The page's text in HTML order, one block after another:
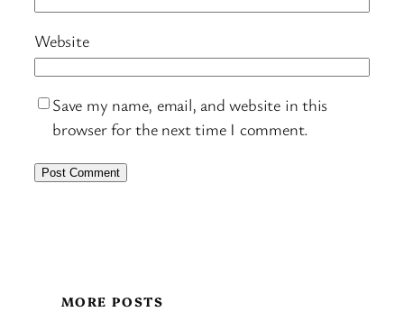
Website
Save my name, email, and website in this
browser for the next time I comment.
MORE POSTS